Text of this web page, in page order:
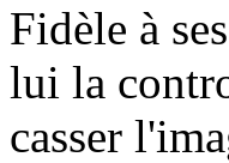
Fidèle à
lui la
casser